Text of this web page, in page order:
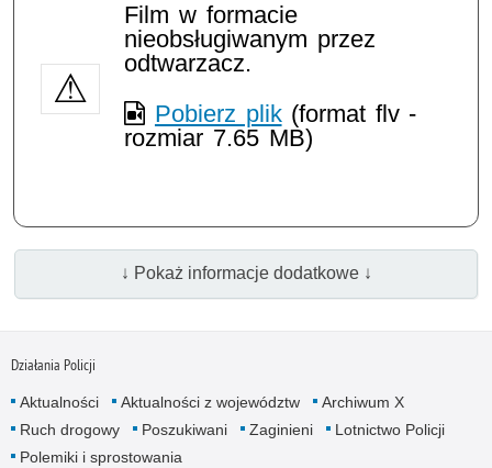
Film w formacie
nieobsługiwanym przez
odtwarzacz.
Pobierz plik(format flv -
rozmiar 7.65 MB)
↓ Pokaż informacje dodatkowe ↓
Działania Policji
Aktualności Aktualności z województw
Archiwum X
Ruch drogowy
Poszukiwani Zaginieni
Lotnictwo Policji
Polemiki i sprostowania